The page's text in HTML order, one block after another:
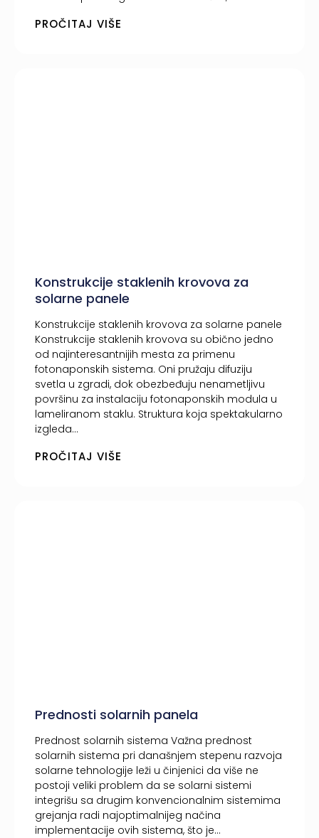
PROČITAJ VIŠE
Konstrukcije staklenih krovova za
solarne panele
Konstrukcije staklenih krovova za solarne panele
Konstrukcije staklenih krovova su obično jedno
od najinteresantnijih mesta za primenu
fotonaponskih sistema. Oni pružaju difuziju
svetla u zgradi, dok obezbeđuju nenametljivu
površinu za instalaciju fotonaponskih modula u
lameliranom staklu. Struktura koja spektakularno
izgleda...
PROČITAJ VIŠE
Prednosti solarnih panela
Prednost solarnih sistema​ Važna prednost
solarnih sistema pri današnjem stepenu razvoja
solarne tehnologije leži u činjenici da više ne
postoji veliki problem da se solarni sistemi
integrišu sa drugim konvencionalnim sistemima
grejanja radi najoptimalnijeg načina
implementacije ovih sistema, što je...